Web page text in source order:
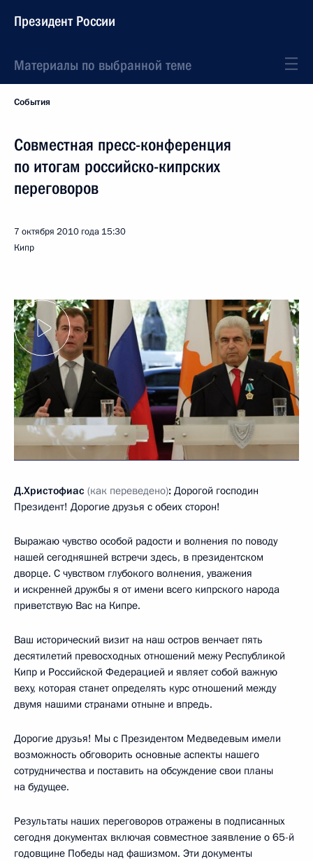
Президент России
Материалы по выбранной теме
События
Совместная пресс-конференция
по итогам российско-кипрских
переговоров
7 октября 2010 года 15:30
Кипр
Д.Христофиас (как переведено): Дорогой господин
Президент! Дорогие друзья с обеих сторон!
Выражаю чувство особой радости и волнения по поводу
нашей сегодняшней встречи здесь, в президентском
дворце. С чувством глубокого волнения, уважения
и искренней дружбы я от имени всего кипрского народа
приветствую Вас на Кипре.
Ваш исторический визит на наш остров венчает пять
десятилетий превосходных отношений межу Республикой
Кипр и Российской Федерацией и являет собой важную
веху, которая станет определять курс отношений между
двумя нашими странами отныне и впредь.
Дорогие друзья! Мы с Президентом Медведевым имели
возможность обговорить основные аспекты нашего
сотрудничества и поставить на обсуждение свои планы
на будущее.
Результаты наших переговоров отражены в подписанных
сегодня документах включая совместное заявление о 65-й
годовщине Победы над фашизмом. Эти документы